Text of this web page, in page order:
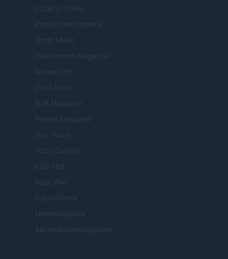
Il Calcio Online
Professione mamma
World Music
Investimenti Magazine
Money 365
Zona Nerd
B2B Magazine
People Magazine
Day Travel
Tutto Gaming
ESG 365
Food Wiki
FuturoDonna
HomeMagazine
SecondHomeMagazine